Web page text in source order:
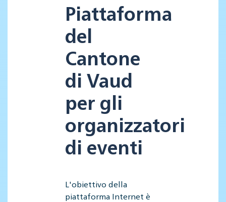
Piattaforma
del
Cantone
di Vaud
per gli
organizzatori
di eventi
L'obiettivo della
piattaforma Internet è